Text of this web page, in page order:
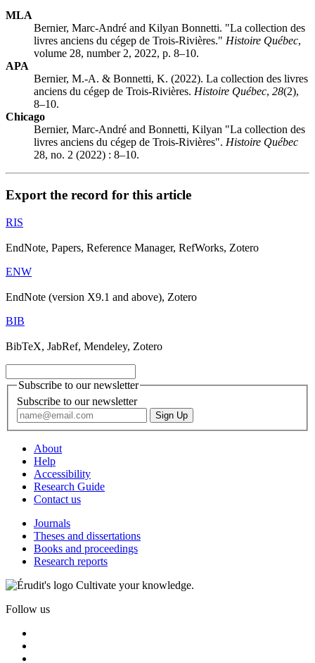
MLA
Bernier, Marc-André and Kilyan Bonnetti. "La collection des
livres anciens du cégep de Trois-Rivières." Histoire Québec,
volume 28, number 2, 2022, p. 8–10.
APA
Bernier, M.-A. & Bonnetti, K. (2022). La collection des livres
anciens du cégep de Trois-Rivières. Histoire Québec, 28(2),
8–10.
Chicago
Bernier, Marc-André and Bonnetti, Kilyan "La collection des
livres anciens du cégep de Trois-Rivières". Histoire Québec
28, no. 2 (2022) : 8–10.
Export the record for this article
RIS
EndNote, Papers, Reference Manager, RefWorks, Zotero
ENW
EndNote (version X9.1 and above), Zotero
BIB
BibTeX, JabRef, Mendeley, Zotero
Subscribe to our newsletter
Subscribe to our newsletter
About
Help
Accessibility
Research Guide
Contact us
Journals
Theses and dissertations
Books and proceedings
Research reports
Cultivate your knowledge.
Follow us